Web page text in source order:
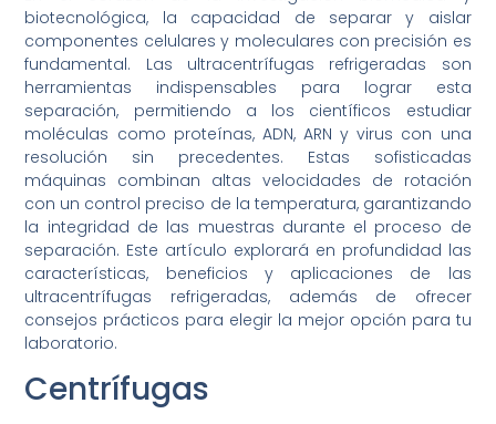
biotecnológica, la capacidad de separar y aislar
componentes celulares y moleculares con precisión es
fundamental. Las ultracentrífugas refrigeradas son
herramientas indispensables para lograr esta
separación, permitiendo a los científicos estudiar
moléculas como proteínas, ADN, ARN y virus con una
resolución sin precedentes. Estas sofisticadas
máquinas combinan altas velocidades de rotación
con un control preciso de la temperatura, garantizando
la integridad de las muestras durante el proceso de
separación. Este artículo explorará en profundidad las
características, beneficios y aplicaciones de las
ultracentrífugas refrigeradas, además de ofrecer
consejos prácticos para elegir la mejor opción para tu
laboratorio.
Centrífugas